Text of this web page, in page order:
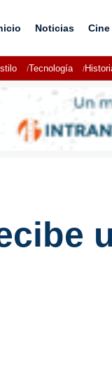
Noticias Cine
Tecnología